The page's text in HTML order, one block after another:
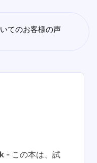
てのお客様の声
この本は、試